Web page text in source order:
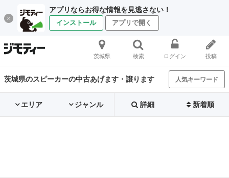
アプリならお得な情報を見逃さない！
インストール アプリで開く
茨城県 検索 ログイン 投稿
茨城県のスピーカーの中古あげます・譲ります 人気キーワード
エリア ジャンル 詳細 新着順